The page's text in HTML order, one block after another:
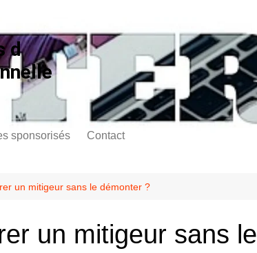
d
sponsorisés Contact
un mitigeur sans le démonter ?
un mitigeur sans le